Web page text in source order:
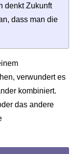
denkt Zukunft
dass man die
verwundert es
kombiniert.
das andere